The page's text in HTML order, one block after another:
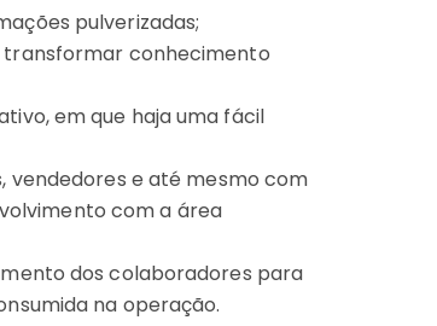
pulverizadas;
transformar conhecimento
em que haja uma fácil
vendedores e até mesmo com
com a área
dos colaboradores para
na operação.